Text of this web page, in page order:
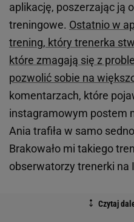
aplikację, poszerzając ją
treningowe. Ostatnio w
trening, który trenerka
które zmagają się z
pozwolić sobie na
komentarzach, które
instagramowym postem
Ania trafiła w samo
Brakowało mi takiego
obserwatorzy trenerki na